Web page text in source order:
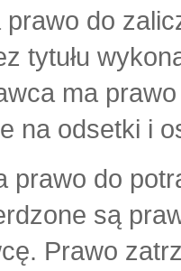
do
tytułu
ma
na odsetki i
prawo do
są
Prawo